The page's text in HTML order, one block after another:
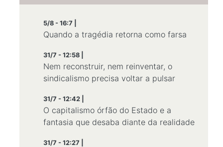
5/8 - 16:7 |
Quando a tragédia retorna como farsa
31/7 - 12:58 |
Nem reconstruir, nem reinventar, o
sindicalismo precisa voltar a pulsar
31/7 - 12:42 |
O capitalismo órfão do Estado e a
fantasia que desaba diante da realidade
31/7 - 12:27 |